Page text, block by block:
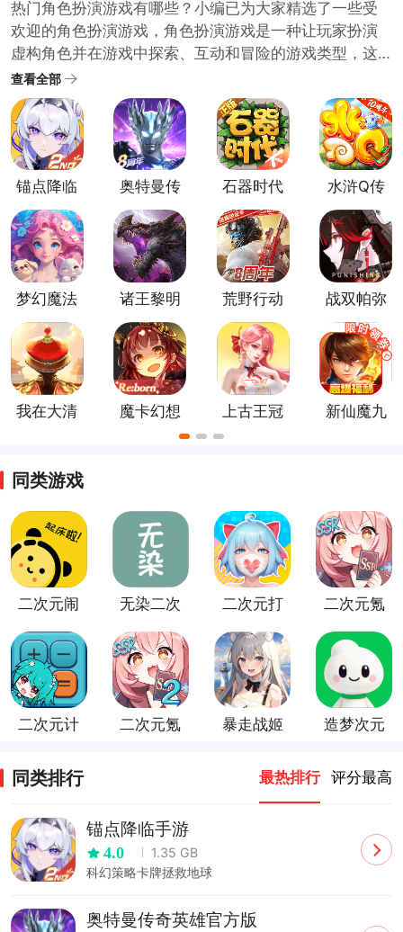
热门角色扮演游戏有哪些？小编已为大家精选了一些受
欢迎的角色扮演游戏，角色扮演游戏是一种让玩家扮演
虚构角色并在游戏中探索、互动和冒险的游戏类型，这
些游戏通常拥有深入的剧情和复杂的角色发展系统，给
玩家带来身临其境的沉浸式体验，如果你对角色扮演游
戏感兴趣，下面这些游戏值得一试！快来挑选一个开始
你的冒险之旅吧！
查看全部
锚点降临
手游
奥特曼传
奇英雄官
方版
石器时代
觉醒最新
版
水浒Q传
手游
梦幻魔法
屋官方版
诸王黎明
官方正版
荒野行动
正版手游
战双帕弥
什游戏
我在大清
魔卡幻想
官方正版
上古王冠
手游最新
新仙魔九
同类游戏
二次元闹
无染二次
二次元打
二次元氪
游戏
二次元计
二次元氪
暴走战姬
卡牌手
造梦次元
同类排行 最热排行 评分最高
锚点降临手游
4.0
1.35 GB
科幻策略卡牌拯救地球
奥特曼传奇英雄官方版